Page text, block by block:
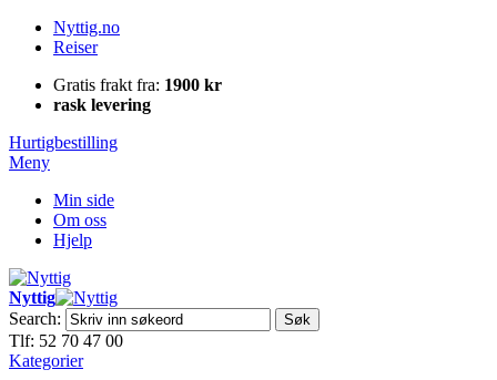
Nyttig.no
Reiser
Gratis frakt fra: 1900 kr
rask levering
Hurtigbestilling
Meny
Min side
Om oss
Hjelp
Nyttig
Search:
Søk
Tlf: 52 70 47 00
Kategorier